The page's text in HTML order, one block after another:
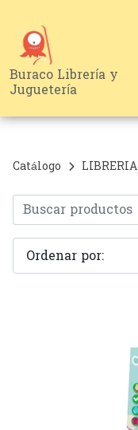
Buraco Librería y
Juguetería
Catálogo LIBRERIA